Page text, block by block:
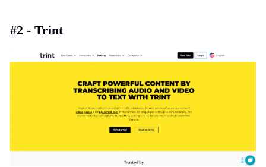
#2 - Trint